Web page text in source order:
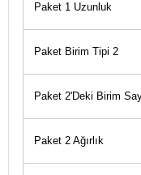
Paket 1 Uzunluk
Paket Birim Tipi 2
Paket 2'Deki Birim
Paket 2 Ağırlık